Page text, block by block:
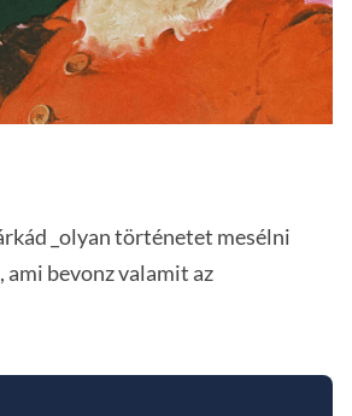
_olyan történetet mesélni
, ami bevonz valamit az